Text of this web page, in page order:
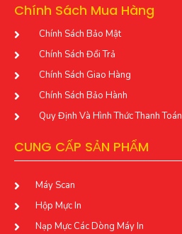
Chính Sách Mua Hàng
Chính Sách Bảo Mật
Chính Sách Đổi Trả
Chính Sách Giao Hàng
Chính Sách Bảo Hành
Quy Định Và Hình Thức Thanh Toán
CUNG CẤP SẢN PHẨM
Máy Scan
Hộp Mực In
Nạp Mực Các Dòng Máy In